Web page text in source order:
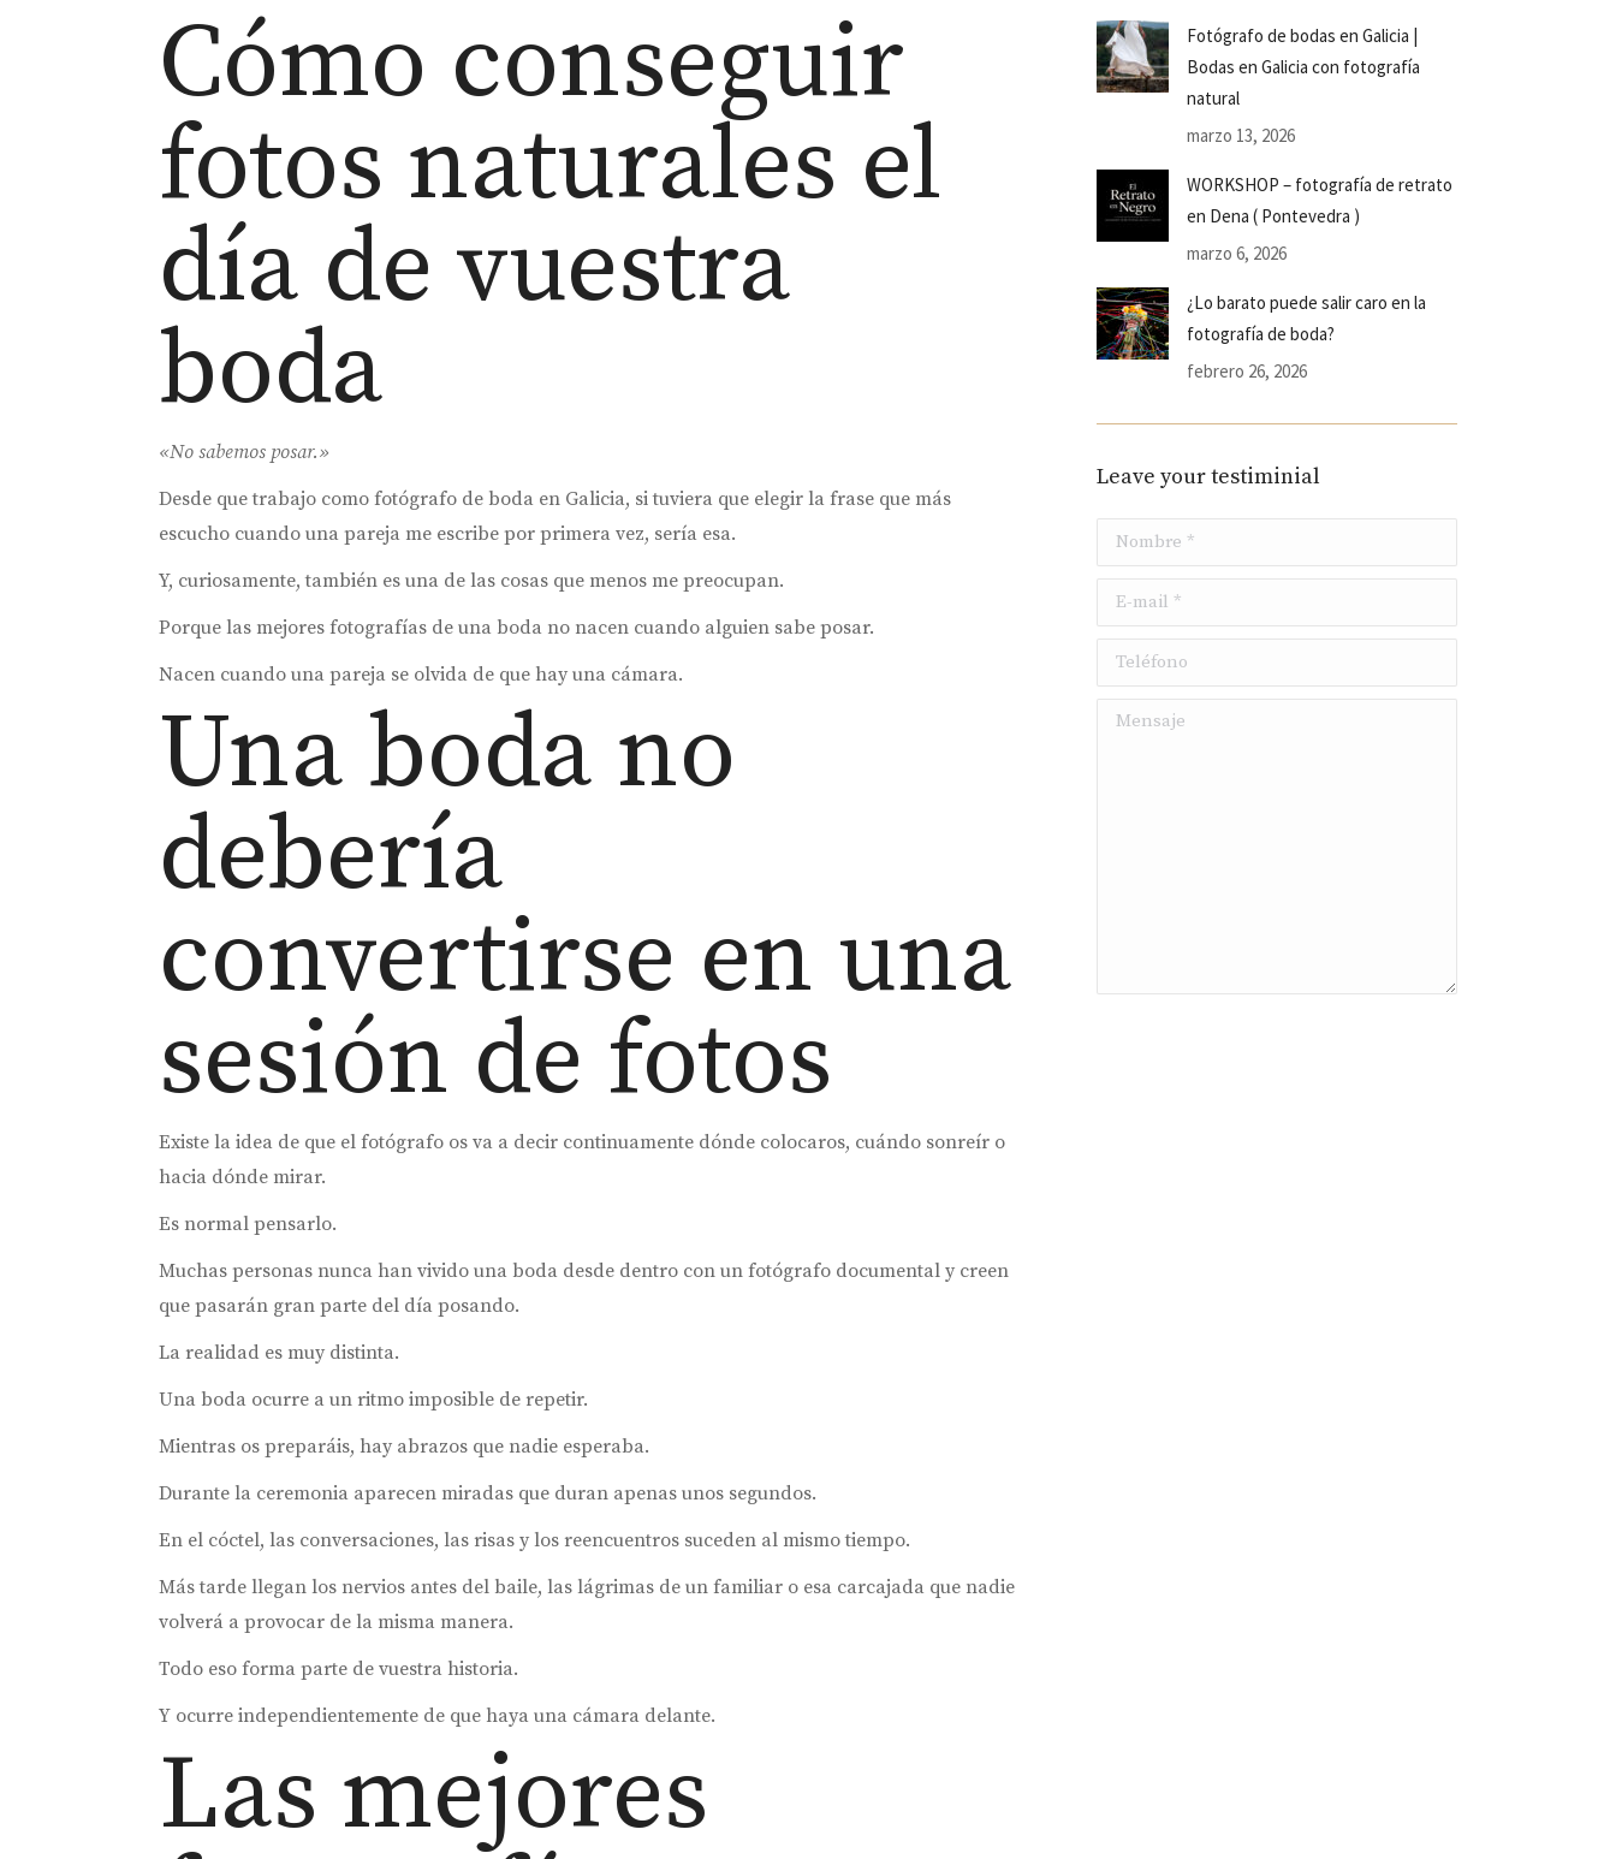
Cómo conseguir
fotos naturales el
día de vuestra
boda
«No sabemos posar.»
Desde que trabajo como fotógrafo de boda en Galicia, si tuviera que elegir la frase que más
escucho cuando una pareja me escribe por primera vez, sería esa.
Y, curiosamente, también es una de las cosas que menos me preocupan.
Porque las mejores fotografías de una boda no nacen cuando alguien sabe posar.
Nacen cuando una pareja se olvida de que hay una cámara.
Una boda no
debería
convertirse en una
sesión de fotos
Existe la idea de que el fotógrafo os va a decir continuamente dónde colocaros, cuándo sonreír o
hacia dónde mirar.
Es normal pensarlo.
Muchas personas nunca han vivido una boda desde dentro con un fotógrafo documental y creen
que pasarán gran parte del día posando.
La realidad es muy distinta.
Una boda ocurre a un ritmo imposible de repetir.
Mientras os preparáis, hay abrazos que nadie esperaba.
Durante la ceremonia aparecen miradas que duran apenas unos segundos.
En el cóctel, las conversaciones, las risas y los reencuentros suceden al mismo tiempo.
Más tarde llegan los nervios antes del baile, las lágrimas de un familiar o esa carcajada que nadie
volverá a provocar de la misma manera.
Todo eso forma parte de vuestra historia.
Y ocurre independientemente de que haya una cámara delante.
Las mejores
Fotógrafo de bodas en Galicia |
Bodas en Galicia con fotografía
natural
marzo 13, 2026
WORKSHOP – fotografía de retrato
en Dena ( Pontevedra )
marzo 6, 2026
¿Lo barato puede salir caro en la
fotografía de boda?
febrero 26, 2026
Leave your testiminial
Nombre *
E-mail *
Teléfono
Mensaje